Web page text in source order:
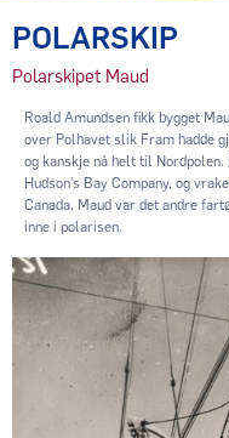
POLARSKIP
Polarskipet Maud
Roald Amundsen fikk bygget
over Polhavet slik Fram hadde
og kanskje nå helt til
Hudson’s Bay Company, og
Canada. Maud var det andre
inne i polarisen.